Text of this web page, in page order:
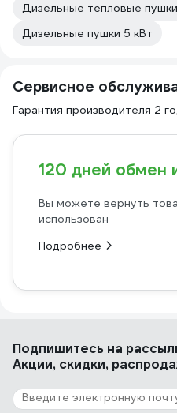
Дизельные тепловые
Дизельные пушки 5 кВт
Сервисное
Гарантия производителя 2
120 дней обмен
Вы можете вернуть
использован
Подробнее
Подпишитесь на
Акции, скидки,